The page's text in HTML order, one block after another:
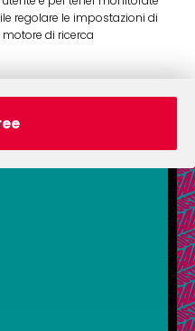
regolare le impostazioni di
di ricerca